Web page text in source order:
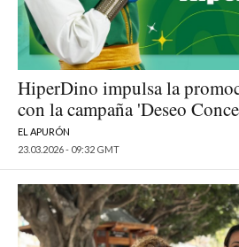
HiperDino impulsa la
con la campaña 'Deseo
EL APURÓN
23.03.2026 - 09:32 GMT